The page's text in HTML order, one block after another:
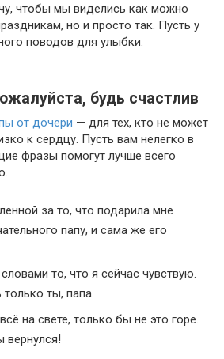
чтобы мы виделись как можно
но и просто так. Пусть у
поводов для улыбки.
будь счастлив
от дочери — для тех, кто не может
к сердцу. Пусть вам нелегко в
фразы помогут лучше всего
за то, что подарила мне
папу, и сама же его
то, что я сейчас чувствую.
ты, папа.
на свете, только бы не это горе.
вернулся!